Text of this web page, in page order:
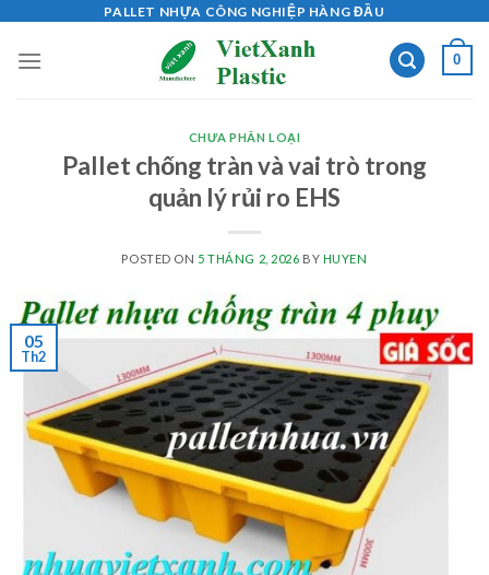
content
PALLET NHỰA CÔNG NGHIỆP HÀNG ĐẦU
0
CHƯA PHÂN LOẠI
Pallet chống tràn và vai trò trong
quản lý rủi ro EHS
POSTED ON 5 THÁNG 2, 2026 BY HUYEN
05
Th2